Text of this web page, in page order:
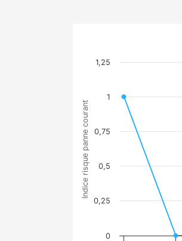
Indice risque panne courant
0
0,25
0,5
0,75
1
1,25